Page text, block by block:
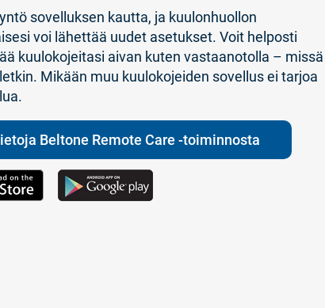
sovelluksen kautta, ja kuulonhuollon
voi lähettää uudet asetukset. Voit helposti
kuulokojeitasi aivan kuten vastaanotolla – missä
Mikään muu kuulokojeiden sovellus ei tarjoa
Beltone Remote Care -toiminnosta